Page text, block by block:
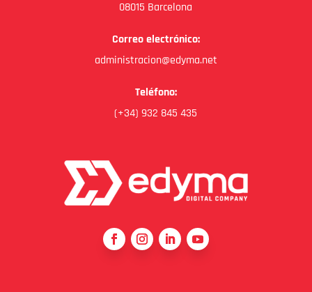
08015 Barcelona
Correo electrónico:
administracion@edyma.net
Teléfono:
(+34) 932 845 435